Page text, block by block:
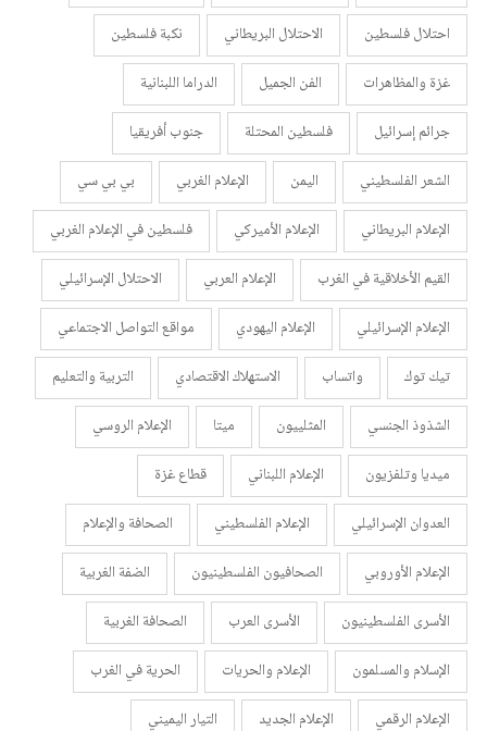
احتلال فلسطين
الاحتلال البريطاني
نكبة فلسطين
غزة والمظاهرات
الفن الجميل
الدراما اللبنانية
جرائم إسرائيل
فلسطين المحتلة
جنوب أفريقيا
الشعر الفلسطيني
اليمن الإعلام الغربي
بي بي سي
الإعلام البريطاني
الإعلام الأميركي
فلسطين في الإعلام الغربي
القيم الأخلاقية في الغرب
الإعلام العربي
الاحتلال الإسرائيلي
الإعلام الإسرائيلي
الإعلام اليهودي
مواقع التواصل الاجتماعي
تيك توك
واتساب الاستهلاك الاقتصادي
التربية والتعليم
الشذوذ الجنسي
المثلييون ميتا
الإعلام الروسي
ميديا وتلفزيون
الإعلام اللبناني
قطاع غزة
العدوان الإسرائيلي
الإعلام الفلسطيني
الصحافة والإعلام
الإعلام الأوروبي
الصحافيون الفلسطينيون
الضفة الغربية
الأسرى الفلسطينيون
الأسرى العرب
الصحافة الغربية
الإسلام والمسلمون
الإعلام والحريات
الحرية في الغرب
الإعلام الرقمي
الإعلام الجديد
التيار اليميني